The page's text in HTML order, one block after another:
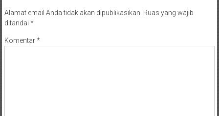
Alamat email Anda tidak akan dipublikasikan. Ruas yang wajib
ditandai *
Komentar*